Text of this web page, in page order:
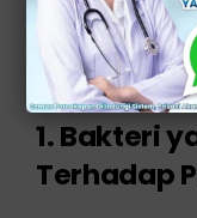
Meskipun dapat
kambuh. Berikut
meningkatkan
1. Bakteri
Terhadap